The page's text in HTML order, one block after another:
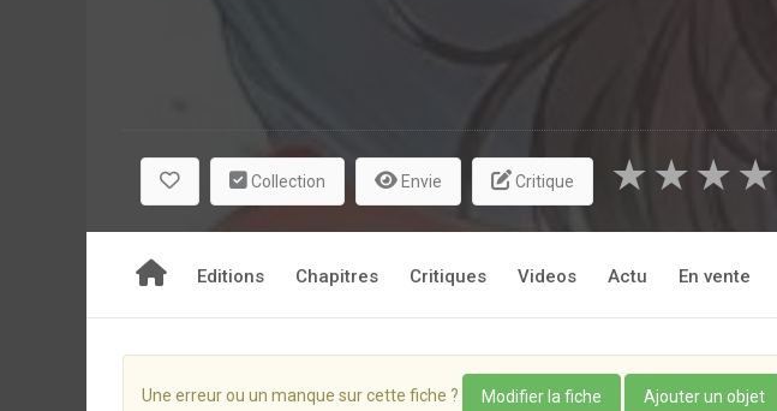
Collection Envie Critique ★
★
★
★
Editions Chapitres Critiques Videos Actu En vente
Une erreur ou un manque sur cette fiche ? Modifier la fiche Ajouter un objet